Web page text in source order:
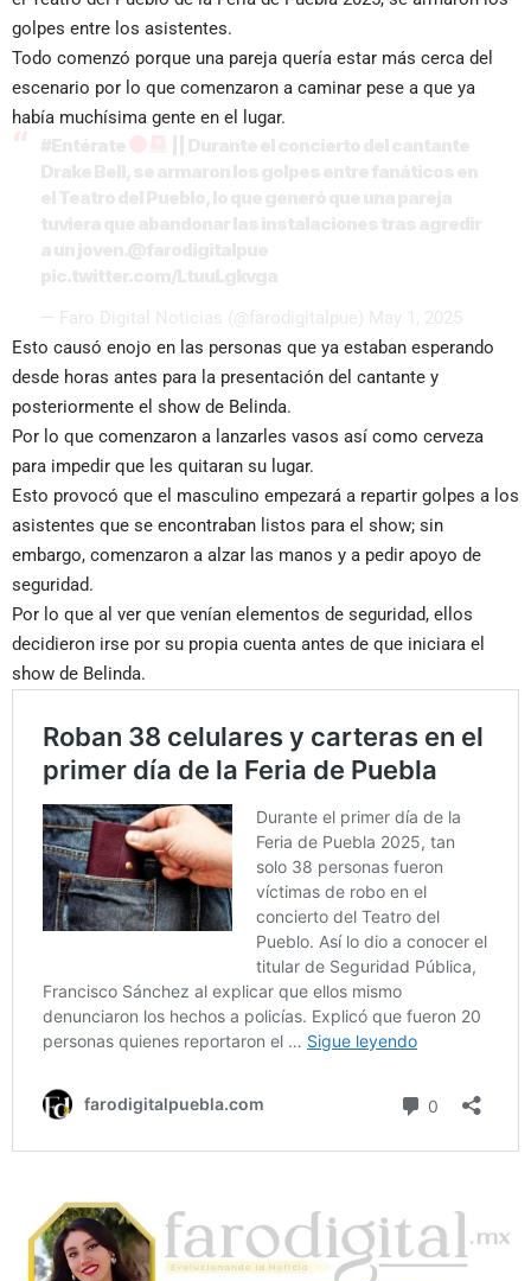
golpes entre los asistentes.
Todo comenzó porque una pareja quería estar más cerca del
escenario por lo que comenzaron a caminar pese a que ya
había muchísima gente en el lugar.
Esto causó enojo en las personas que ya estaban esperando
desde horas antes para la presentación del cantante y
posteriormente el show de Belinda.
Por lo que comenzaron a lanzarles vasos así como cerveza
para impedir que les quitaran su lugar.
Esto provocó que el masculino empezará a repartir golpes a los
asistentes que se encontraban listos para el show; sin
embargo, comenzaron a alzar las manos y a pedir apoyo de
seguridad.
Por lo que al ver que venían elementos de seguridad, ellos
decidieron irse por su propia cuenta antes de que iniciara el
show de Belinda.